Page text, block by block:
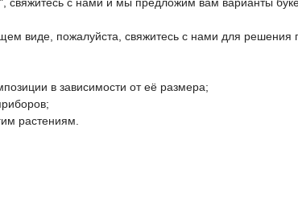
виде, пожалуйста, свяжитесь с нами для решения
в зависимости от её размера;
растениям.